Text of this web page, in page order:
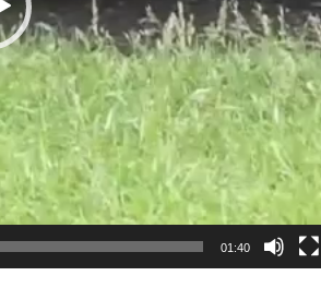
01:40